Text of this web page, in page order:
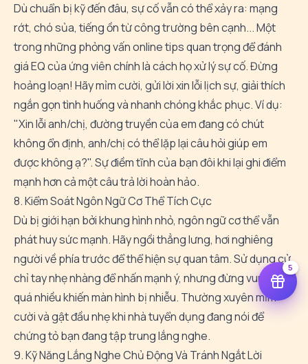
Dù chuẩn bị kỹ đến đâu, sự cố vẫn có thể xảy ra: mạng
rớt, chó sủa, tiếng ồn từ công trường bên cạnh... Một
trong những phỏng vấn online tips quan trọng để đánh
giá EQ của ứng viên chính là cách họ xử lý sự cố. Đừng
hoảng loạn! Hãy mỉm cười, gửi lời xin lỗi lịch sự, giải thích
ngắn gọn tình huống và nhanh chóng khắc phục. Ví dụ:
"Xin lỗi anh/chị, đường truyền của em đang có chút
không ổn định, anh/chị có thể lặp lại câu hỏi giúp em
được không ạ?". Sự điềm tĩnh của bạn đôi khi lại ghi điểm
mạnh hơn cả một câu trả lời hoàn hảo.
8. Kiểm Soát Ngôn Ngữ Cơ Thể Tích Cực
Dù bị giới hạn bởi khung hình nhỏ, ngôn ngữ cơ thể vẫn
phát huy sức mạnh. Hãy ngồi thẳng lưng, hơi nghiêng
người về phía trước để thể hiện sự quan tâm. Sử dụng cử
chỉ tay nhẹ nhàng để nhấn mạnh ý, nhưng đừng vung vẩy
quá nhiều khiến màn hình bị nhiễu. Thường xuyên mỉm
cười và gật đầu nhẹ khi nhà tuyển dụng đang nói để
chứng tỏ bạn đang tập trung lắng nghe.
9. Kỹ Năng Lắng Nghe Chủ Động Và Tránh Ngắt Lời
5